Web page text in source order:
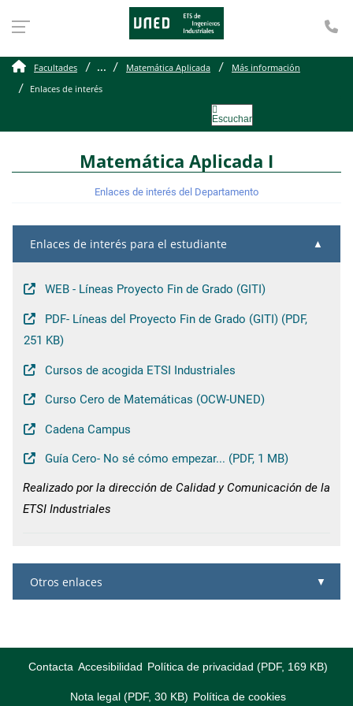
Enlaces de interés del
Facultades ... Matemática Aplicada
Más información
Enlaces de interés
Escuchar
Matemática Aplicada I
Enlaces de interés del Departamento
Enlaces de interés para el estudiante
WEB - Líneas Proyecto Fin de Grado (GITI)
PDF- Líneas del Proyecto Fin de Grado (GITI) (PDF,
251 KB)
Cursos de acogida ETSI Industriales
Curso Cero de Matemáticas (OCW-UNED)
Cadena Campus
Guía Cero- No sé cómo empezar... (PDF, 1 MB)
Realizado por la dirección de Calidad y Comunicación de la
ETSI Industriales
Otros enlaces
Contacta Accesibilidad Política de privacidad (PDF, 169 KB)
Nota legal (PDF, 30 KB) Política de cookies